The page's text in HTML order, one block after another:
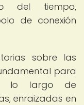
del tiempo,
de conexión
sobre las
para
lo largo de
enraizadas en